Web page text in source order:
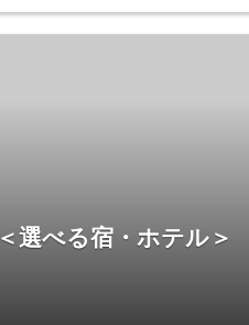
べる宿・ホテル＞